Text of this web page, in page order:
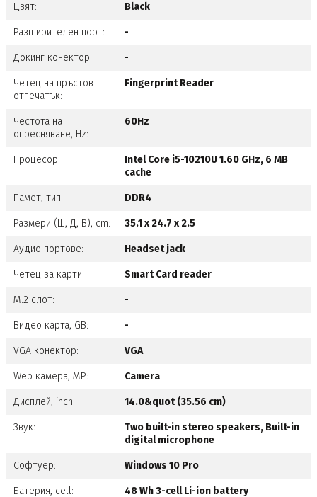
Цвят: Black
Разширителен порт: -
Докинг конектор: -
Четец на пръстов
отпечатък:
Fingerprint Reader
Честота на
опресняване, Hz:
60Hz
Процесор:
Intel Core i5-10210U 1.60 GHz, 6 MB
cache
Памет, тип: DDR4
Размери (Ш, Д, В), cm: 35.1 x 24.7 x 2.5
Аудио портове: Headset jack
Четец за карти: Smart Card reader
M.2 слот: -
Видео карта, GB: -
VGA конектор: VGA
Web камера, MP: Camera
Дисплей, inch: 14.0&quot (35.56 cm)
Звук:
Two built-in stereo speakers, Built-in
digital microphone
Софтуер: Windows 10 Pro
Батерия, cell: 48 Wh 3-cell Li-ion battery